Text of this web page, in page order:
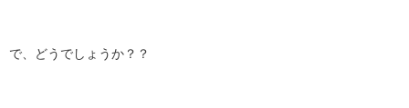
で、どうでしょうか？？